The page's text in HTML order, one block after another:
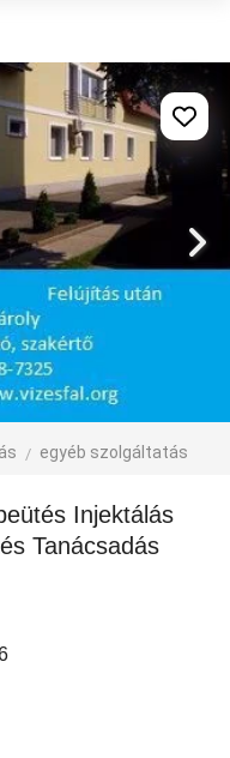
egyéb szolgáltatás
Tanácsadás